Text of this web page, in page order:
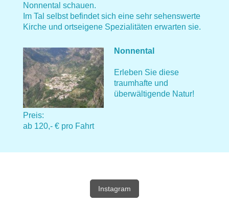
Nonnental schauen.
Im Tal selbst befindet sich eine sehr sehenswerte
Kirche und ortseigene Spezialitäten erwarten sie.
Nonnental
Erleben Sie diese
traumhafte und
überwältigende Natur!
Preis:
ab 120,- € pro Fahrt
Instagram